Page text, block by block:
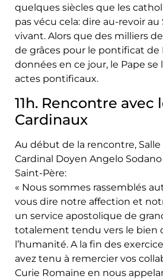
quelques siècles que les
pas vécu cela: dire au-revoir
vivant. Alors que des milliers
de grâces pour le pontificat de
données en ce jour, le Pape se
actes pontificaux.
11h. Rencontre avec
Cardinaux
Au début de la rencontre,
Cardinal Doyen Angelo Sodano
Saint-Père:
« Nous sommes rassemblés
vous dire notre affection et
un service apostolique de
totalement tendu vers le bien
l’humanité. A la fin des
avez tenu à remercier vos
Curie Romaine en nous